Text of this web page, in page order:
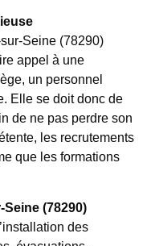
Seine (78290)
appel à une
un personnel
Elle se doit donc de
de ne pas perdre son
les recrutements
que les formations
(78290)
des